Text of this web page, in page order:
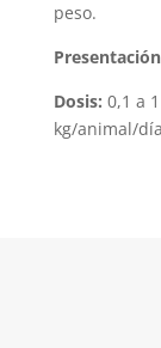
peso.
Dosis: 0,1 a
kg/animal/día